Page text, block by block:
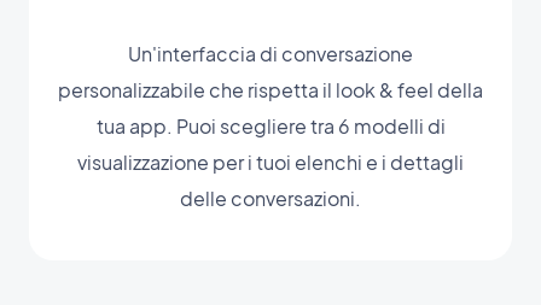
Un'interfaccia di conversazione
personalizzabile che rispetta il look & feel della
tua app. Puoi scegliere tra 6 modelli di
visualizzazione per i tuoi elenchi e i dettagli
delle conversazioni.